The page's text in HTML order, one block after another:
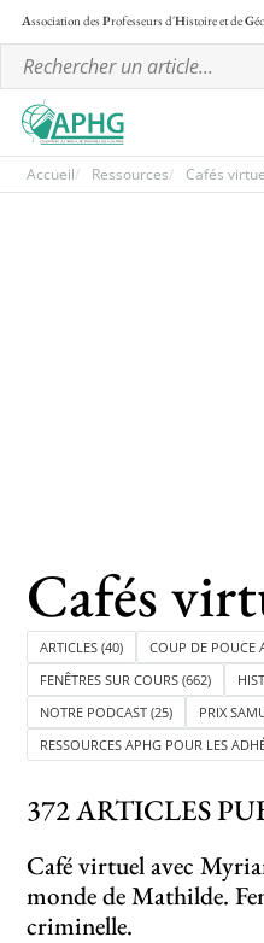
Association desProfesseurs d'Histoire et deG
Toutes
Les rendez-
Concours
Critique
Accueil Ressources Cafés
Cafés
ARTICLES(40) COUP DE POUCE
FENÊTRES SUR COURS(662)
NOTRE PODCAST(25) PRIX
RESSOURCES APHG POUR LES
372 ARTICLES
Café virtuel avec
monde de Mathilde.
criminelle.